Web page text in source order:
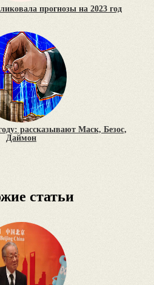
прогнозы на 2023 год
рассказывают Маск, Безос,
Даймон
статьи